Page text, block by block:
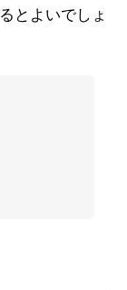
とよいでしょ